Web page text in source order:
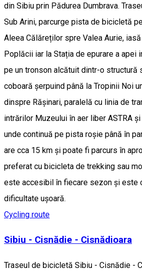
din Sibiu prin Pădurea Dumbrava.
Sub Arini, parcurge pista de bicicletă
Aleea Călăreților spre Valea Aurie,
Poplăcii iar la Stația de epurare a apei
pe un tronson alcătuit dintr-o structură
coboară șerpuind până la Tropinii Noi
dinspre Rășinari, paralelă cu linia de
intrărilor Muzeului în aer liber ASTRA
unde continuă pe pista roșie până în
are cca 15 km și poate fi parcurs în
preferat cu bicicleta de trekking sau
este accesibil în fiecare sezon și este
dificultate ușoară.
Cycling route
Sibiu - Cisnădie - Cisnădioara
Traseul de bicicletă Sibiu - Cisnădie -